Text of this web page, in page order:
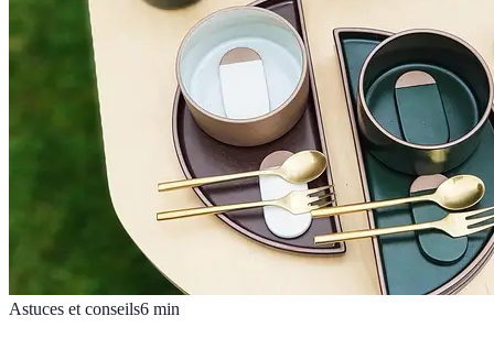
Astuces et conseils6 min